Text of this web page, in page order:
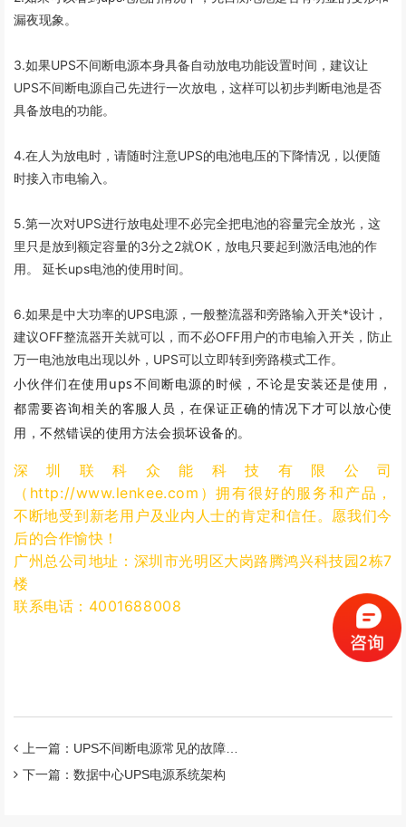
漏夜现象。
3.如果UPS不间断电源本身具备自动放电功能设置时间，建议让
UPS不间断电源自己先进行一次放电，这样可以初步判断电池是否
具备放电的功能。
4.在人为放电时，请随时注意UPS的电池电压的下降情况，以便随
时接入市电输入。
5.第一次对UPS进行放电处理不必完全把电池的容量完全放光，这
里只是放到额定容量的3分之2就OK，放电只要起到激活电池的作
用。 延长ups电池的使用时间。
6.如果是中大功率的UPS电源，一般整流器和旁路输入开关*设计，
建议OFF整流器开关就可以，而不必OFF用户的市电输入开关，防止
万一电池放电出现以外，UPS可以立即转到旁路模式工作。
小伙伴们在使用ups不间断电源的时候，不论是安装还是使用，
都需要咨询相关的客服人员，在保证正确的情况下才可以放心使
用，不然错误的使用方法会损坏设备的。
深圳联科众能科技有限公司
（http://www.lenkee.com）拥有很好的服务和产品，
不断地受到新老用户及业内人士的肯定和信任。愿我们今
后的合作愉快！
广州总公司地址： 深圳市光明区大岗路腾鸿兴科技园2栋7
楼
联系电话：4001688008
上一篇：UPS不间断电源常见的故障分析
下一篇：数据中心UPS电源系统架构